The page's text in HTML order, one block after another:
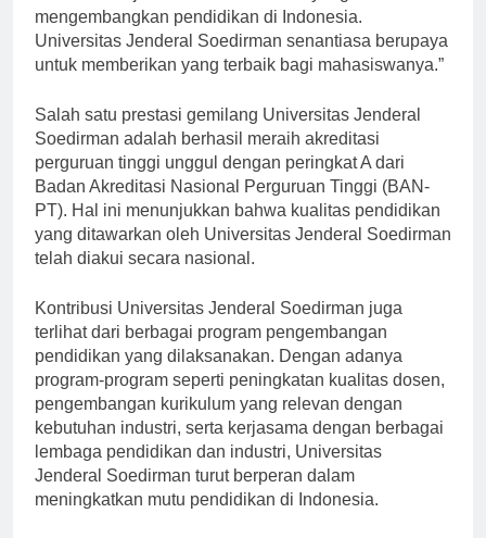
hasil dari kerja keras dan komitmen yang kuat dalam
mengembangkan pendidikan di Indonesia.
Universitas Jenderal Soedirman senantiasa berupaya
Salah satu prestasi gemilang Universitas Jenderal
Soedirman adalah berhasil meraih akreditasi
perguruan tinggi unggul dengan peringkat A dari
Badan Akreditasi Nasional Perguruan Tinggi (BAN-
PT). Hal ini menunjukkan bahwa kualitas pendidikan
yang ditawarkan oleh Universitas Jenderal Soedirman
Kontribusi Universitas Jenderal Soedirman juga
terlihat dari berbagai program pengembangan
pendidikan yang dilaksanakan. Dengan adanya
program-program seperti peningkatan kualitas dosen,
pengembangan kurikulum yang relevan dengan
kebutuhan industri, serta kerjasama dengan berbagai
lembaga pendidikan dan industri, Universitas
Jenderal Soedirman turut berperan dalam